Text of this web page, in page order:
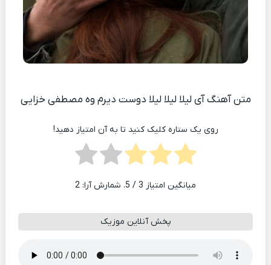
متن آهنگ آی لیلا لیلا لیلا دوست دیرم وه مصطفی خزایی
روی یک ستاره کلیک کنید تا به آن امتیاز دهید!
میانگین امتیاز 3 / 5. شمارش آرا: 2
پخش آنلاین موزیک